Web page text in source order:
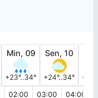
Min, 09
+23°..34°
Sen, 10
+24°..34°
02:00 03:00 04:00